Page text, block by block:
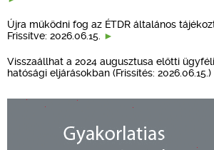
Újra működni fog az ÉTDR általános
Frissítve: 2026.06.15.
Visszaállhat a 2024 augusztusa előtti
hatósági eljárásokban (Frissítés: 2026.06.15.)